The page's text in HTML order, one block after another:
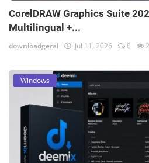
CorelDRAW Graphics Suite
Multilingual +...
downloadgeral Jul 11, 2026 0
Windows